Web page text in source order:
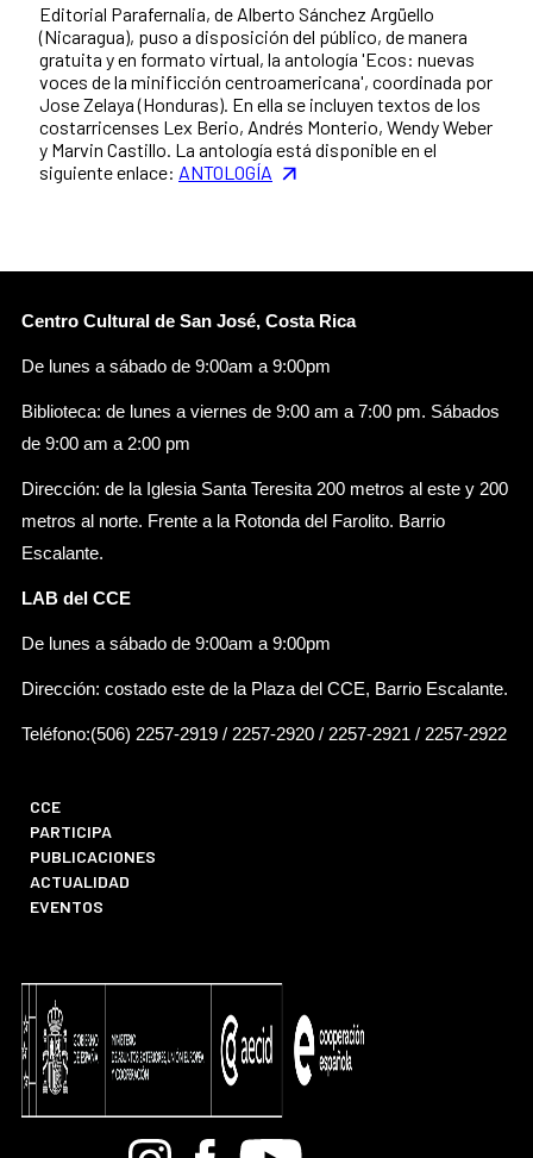
Editorial Parafernalia, de Alberto Sánchez Argüello
(Nicaragua), puso a disposición del público, de manera
gratuita y en formato virtual, la antología 'Ecos: nuevas
voces de la minificción centroamericana', coordinada por
Jose Zelaya (Honduras). En ella se incluyen textos de los
costarricenses Lex Berio, Andrés Monterio, Wendy Weber
y Marvin Castillo. La antología está disponible en el
siguiente enlace: ANTOLOGÍA
Centro Cultural de San José, Costa Rica
De lunes a sábado de 9:00am a 9:00pm
Biblioteca: de lunes a viernes de 9:00 am a 7:00 pm. Sábados
de 9:00 am a 2:00 pm
Dirección: de la Iglesia Santa Teresita 200 metros al este y 200
metros al norte. Frente a la Rotonda del Farolito. Barrio
Escalante.
LAB del CCE
De lunes a sábado de 9:00am a 9:00pm
Dirección: costado este de la Plaza del CCE, Barrio Escalante.
Teléfono:(506) 2257-2919 / 2257-2920 / 2257-2921 / 2257-2922
CCE
PARTICIPA
PUBLICACIONES
ACTUALIDAD
EVENTOS